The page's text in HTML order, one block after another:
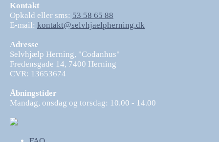
Kontakt
Opkald eller sms: 53 58 65 88
E-mail: kontakt@selvhjaelpherning.dk
Adresse
Selvhjælp Herning, "Codanhus"
Fredensgade 14, 7400 Herning
CVR: 13653674
Åbningstider
Mandag, onsdag og torsdag: 10.00 - 14.00